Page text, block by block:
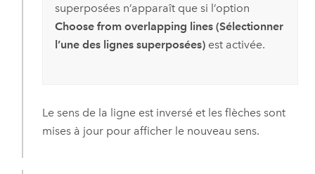
superposées n’apparaît que si l’option
Choose from overlapping lines (Sélectionner
l’une des lignes superposées)est activée.
Le sens de la ligne est inversé et les flèches sont
mises à jour pour afficher le nouveau sens.